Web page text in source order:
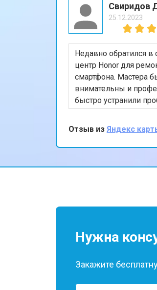
Свиридов
25.12.2023
Недавно обратился в
центр Honor для
смартфона. Мастера
внимательны и
быстро устранили
экраном. Я
обслуживания и
выполнения работы.
теперь работает
Отзыв из Яндекс
Нужна
Закажите